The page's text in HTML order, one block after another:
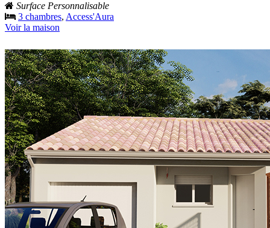
Surface Personnalisable
3 chambres, Access'Aura
Voir la maison